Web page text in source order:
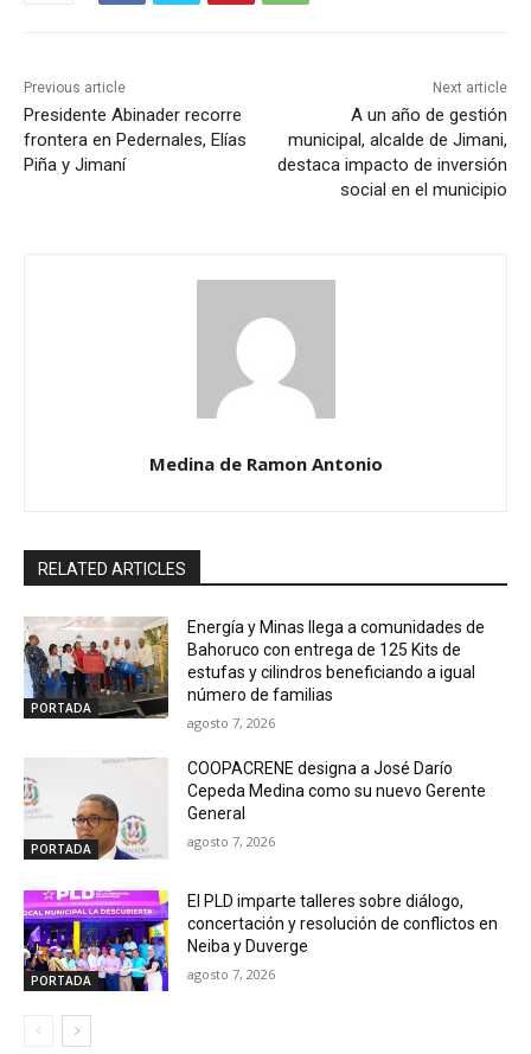
Previous article
Presidente Abinader recorre
frontera en Pedernales, Elías
Piña y Jimaní
Next article
A un año de gestión
municipal, alcalde de Jimani,
destaca impacto de inversión
social en el municipio
Medina de Ramon Antonio
RELATED ARTICLES
PORTADA
Energía y Minas llega a comunidades de
Bahoruco con entrega de 125 Kits de
estufas y cilindros beneficiando a igual
número de familias
agosto 7, 2026
PORTADA
COOPACRENE designa a José Darío
Cepeda Medina como su nuevo Gerente
General
agosto 7, 2026
PORTADA
El PLD imparte talleres sobre diálogo,
concertación y resolución de conflictos en
Neiba y Duverge
agosto 7, 2026